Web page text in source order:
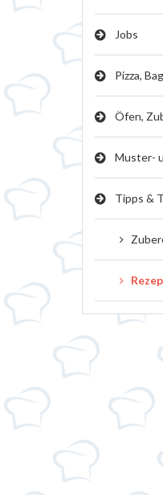
Jobs
Pizza,
Öfen,
Muster-
Tipps &